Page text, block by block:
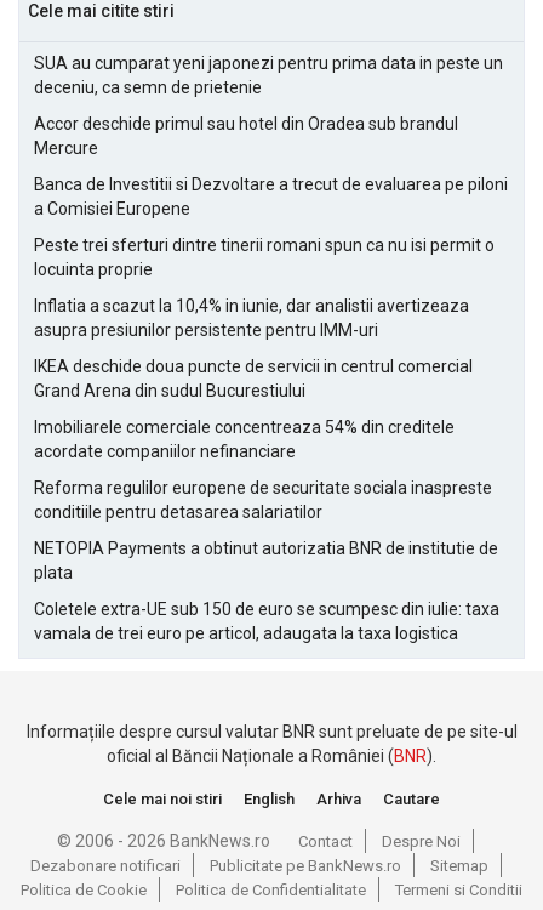
Cele mai citite stiri
SUA au cumparat yeni japonezi pentru prima data in peste un
deceniu, ca semn de prietenie
Accor deschide primul sau hotel din Oradea sub brandul
Mercure
Banca de Investitii si Dezvoltare a trecut de evaluarea pe piloni
a Comisiei Europene
Peste trei sferturi dintre tinerii romani spun ca nu isi permit o
locuinta proprie
Inflatia a scazut la 10,4% in iunie, dar analistii avertizeaza
asupra presiunilor persistente pentru IMM-uri
IKEA deschide doua puncte de servicii in centrul comercial
Grand Arena din sudul Bucurestiului
Imobiliarele comerciale concentreaza 54% din creditele
acordate companiilor nefinanciare
Reforma regulilor europene de securitate sociala inaspreste
conditiile pentru detasarea salariatilor
NETOPIA Payments a obtinut autorizatia BNR de institutie de
plata
Coletele extra-UE sub 150 de euro se scumpesc din iulie: taxa
vamala de trei euro pe articol, adaugata la taxa logistica
Informațiile despre cursul valutar BNR sunt preluate de pe site-ul
oficial al Băncii Naționale a României (BNR).
Cele mai noi stiri English Arhiva Cautare
© 2006 - 2026 BankNews.ro Contact
Despre Noi
Dezabonare notificari
Publicitate pe BankNews.ro
Sitemap
Politica de Cookie
Politica de Confidentialitate Termeni si Conditii